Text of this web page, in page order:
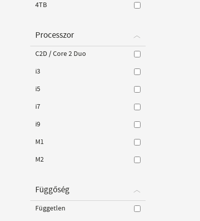
4TB
Processzor
C2D / Core 2 Duo
i3
i5
i7
i9
M1
M2
Függőség
Független